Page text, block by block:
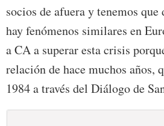
socios de afuera y tenemos que
hay fenómenos similares en
a CA a superar esta crisis
relación de hace muchos años,
1984 a través del Diálogo de